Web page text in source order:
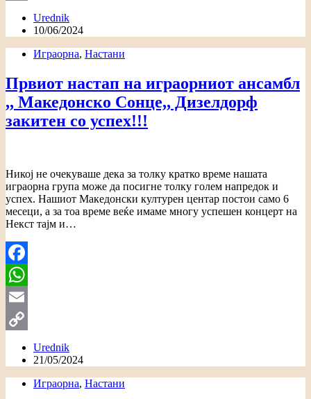
Link
Urednik
10/06/2024
Играорна, Настани
Првиот настап на играорниот ансамбл
,, Македонско Сонце,, Дизелдорф
закитен со успех!!!
Никој не очекуваше дека за толку кратко време нашата
играорна група може да посигне толку голем напредок и
успех. Нашиот Македонски културен центар постои само 6
месеци, а за тоа време веќе имаме многу успешен концерт на
Некст тајм и…
Facebook
WhatsApp
Email
Link
Urednik
21/05/2024
Играорна, Настани